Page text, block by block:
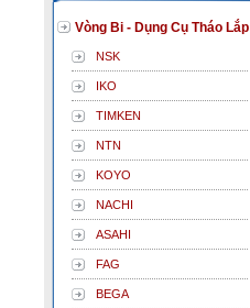
Vòng Bi - Dụng Cụ Tháo Lắp
NSK
IKO
TIMKEN
NTN
KOYO
NACHI
ASAHI
FAG
BEGA